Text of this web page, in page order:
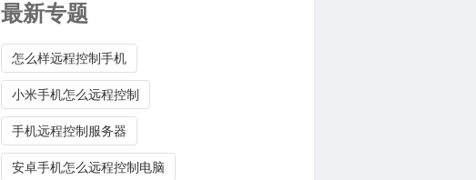
最新专题
怎么样远程控制手机
小米手机怎么远程控制
手机远程控制服务器
安卓手机怎么远程控制电脑